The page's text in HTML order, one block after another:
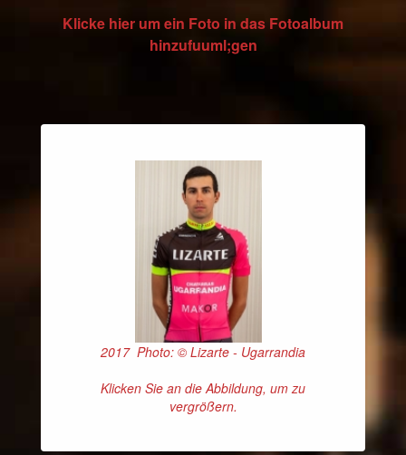
Klicke hier um ein Foto in das Fotoalbum
hinzufuuml;gen
2017 Photo: © Lizarte - Ugarrandia
Klicken Sie an die Abbildung, um zu
vergrößern.